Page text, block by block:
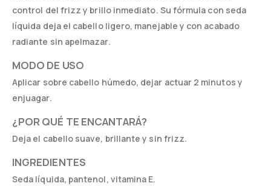
control del frizz y brillo inmediato. Su fórmula con seda
líquida deja el cabello ligero, manejable y con acabado
radiante sin apelmazar.
MODO DE USO
Aplicar sobre cabello húmedo, dejar actuar 2 minutos y
enjuagar.
¿POR QUÉ TE ENCANTARÁ?
Deja el cabello suave, brillante y sin frizz.
INGREDIENTES
Seda líquida, pantenol, vitamina E.